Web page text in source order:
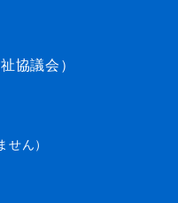
協議会）
せん）